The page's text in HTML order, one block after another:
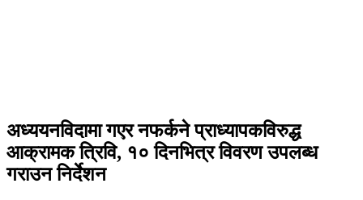
अध्ययनविदामा गएर नफर्कने प्राध्यापकविरुद्ध
आक्रामक त्रिवि, १० दिनभित्र विवरण उपलब्ध
गराउन निर्देशन